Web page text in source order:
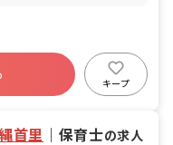
キープ
首里 保育士の求人